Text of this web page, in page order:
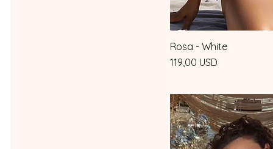
Rosa - White
Prezzo
119,00 USD